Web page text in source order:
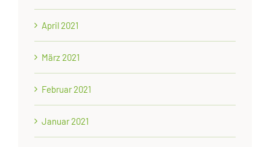
April 2021
März 2021
Februar 2021
Januar 2021